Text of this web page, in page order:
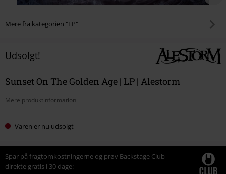
Mere fra kategorien "LP"
Udsolgt!
Sunset On The Golden Age | LP | Alestorm
Mere produktinformation
Varen er nu udsolgt
Spar på fragtomkostningerne og prøv Backstage Club
direkte gratis i 30 dage: